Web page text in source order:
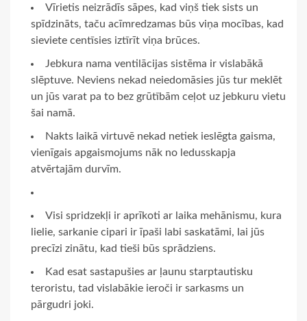
Vīrietis neizrādīs sāpes, kad viņš tiek sists un
spīdzināts, taču acīmredzamas būs viņa mocības, kad
sieviete centīsies iztīrīt viņa brūces.
Jebkura nama ventilācijas sistēma ir vislabākā
slēptuve. Neviens nekad neiedomāsies jūs tur meklēt
un jūs varat pa to bez grūtībām ceļot uz jebkuru vietu
šai namā.
Nakts laikā virtuvē nekad netiek ieslēgta gaisma,
vienīgais apgaismojums nāk no ledusskapja
atvērtajām durvīm.
Visi spridzekļi ir aprīkoti ar laika mehānismu, kura
lielie, sarkanie cipari ir īpaši labi saskatāmi, lai jūs
precīzi zinātu, kad tieši būs sprādziens.
Kad esat sastapušies ar ļaunu starptautisku
teroristu, tad vislabākie ieroči ir sarkasms un
pārgudri joki.